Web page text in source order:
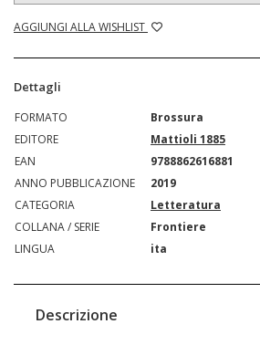
AGGIUNGI ALLA WISHLIST
Dettagli
FORMATO
Brossura
EDITORE
Mattioli 1885
EAN
9788862616881
ANNO PUBBLICAZIONE
2019
CATEGORIA
Letteratura
COLLANA / SERIE
Frontiere
LINGUA
ita
Descrizione